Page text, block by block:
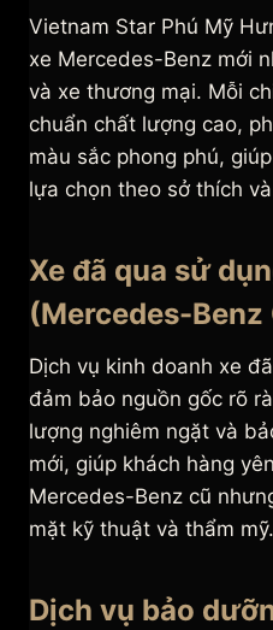
Vietnam Star Phú Mỹ
xe Mercedes-Benz mới
và xe thương mại. Mỗi
chuẩn chất lượng cao,
màu sắc phong phú,
lựa chọn theo sở thích
Xe đã qua sử
(Mercedes-
Dịch vụ kinh doanh xe
đảm bảo nguồn gốc rõ
lượng nghiêm ngặt và
mới, giúp khách hàng
Mercedes-Benz cũ
mặt kỹ thuật và thẩm mỹ.
Dịch vụ bảo